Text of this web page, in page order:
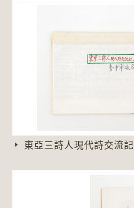
東亞三詩人現代詩交流記